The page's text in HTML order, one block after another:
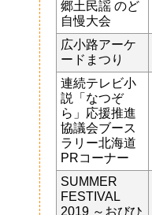
郷土民謡 のど
自慢大会
広小路アーケ
ードまつり
連続テレビ小
説「なつぞ
ら」応援推進
協議会ブース
ラリー北海道
PRコーナー
SUMMER
FESTIVAL
2019 ～おびひ